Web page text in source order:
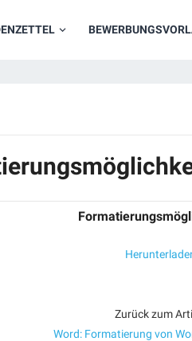
Zurück zum
Word: Formatierung von